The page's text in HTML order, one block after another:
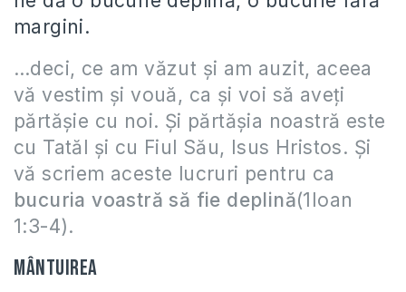
margini.
…deci, ce am văzut şi am auzit, aceea
vă vestim şi vouă, ca şi voi să aveţi
părtăşie cu noi. Şi părtăşia noastră este
cu Tatăl şi cu Fiul Său, Isus Hristos. Şi
vă scriem aceste lucruri pentru ca
bucuria voastră să fie deplină(1Ioan
1:3-4).
Mântuirea